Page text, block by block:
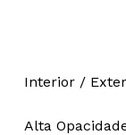
Interior /
Alta